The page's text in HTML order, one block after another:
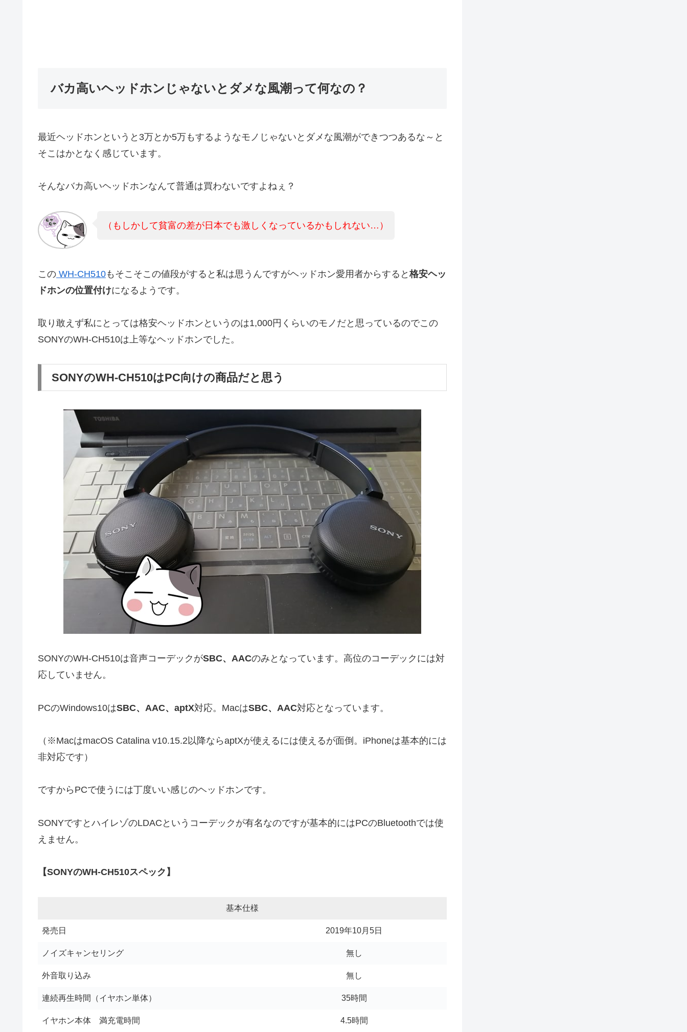
バカ高いヘッドホンじゃないとダメな風潮って何なの？
最近ヘッドホンというと3万とか5万もするようなモノじゃないとダメな風潮ができつつあるな～と
そこはかとなく感じています。
そんなバカ高いヘッドホンなんて普通は買わないですよねぇ？
（もしかして貧富の差が日本でも激しくなっているかもしれない…）
この WH-CH510もそこそこの値段がすると私は思うんですがヘッドホン愛用者からすると格安ヘッ
ドホンの位置付けになるようです。
取り敢えず私にとっては格安ヘッドホンというのは1,000円くらいのモノだと思っているのでこの
SONYのWH-CH510は上等なヘッドホンでした。
SONYのWH-CH510はPC向けの商品だと思う
SONYのWH-CH510は音声コーデックがSBC、AACのみとなっています。高位のコーデックには対
応していません。
PCのWindows10はSBC、AAC、aptX対応。MacはSBC、AAC対応となっています。
（※MacはmacOS Catalina v10.15.2以降ならaptXが使えるには使えるが面倒。iPhoneは基本的には
非対応です）
ですからPCで使うには丁度いい感じのヘッドホンです。
SONYですとハイレゾのLDACというコーデックが有名なのですが基本的にはPCのBluetoothでは使
えません。
【SONYのWH-CH510スペック】
基本仕様
発売日 2019年10月5日
ノイズキャンセリング 無し
外音取り込み 無し
連続再生時間（イヤホン単体） 35時間
イヤホン本体 満充電時間 4.5時間